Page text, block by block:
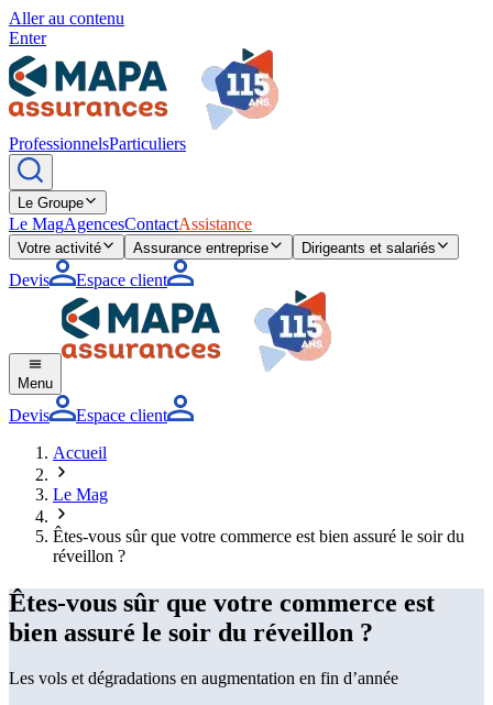
Aller au contenu
Enter
ProfessionnelsParticuliers
Le Groupe
Le MagAgencesContactAssistance
Votre activité Assurance entreprise Dirigeants et salariés
Devis Espace client
Menu
Devis
Espace client
Accueil
Le Mag
Êtes-vous sûr que votre commerce est bien assuré le soir du
réveillon ?
Êtes-vous sûr que votre commerce est
bien assuré le soir du réveillon ?
Les vols et dégradations en augmentation en fin d’année